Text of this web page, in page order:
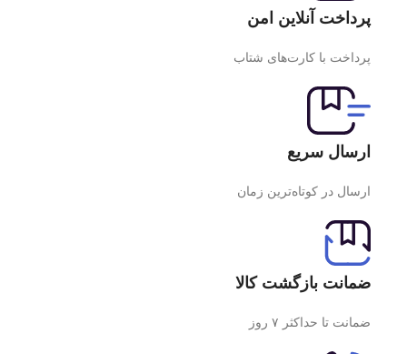
پرداخت آنلاین امن
پرداخت با کارت‌های شتاب
ارسال سریع
ارسال در کوتاه‌ترین زمان
ضمانت بازگشت کالا
ضمانت تا حداکثر ۷ روز